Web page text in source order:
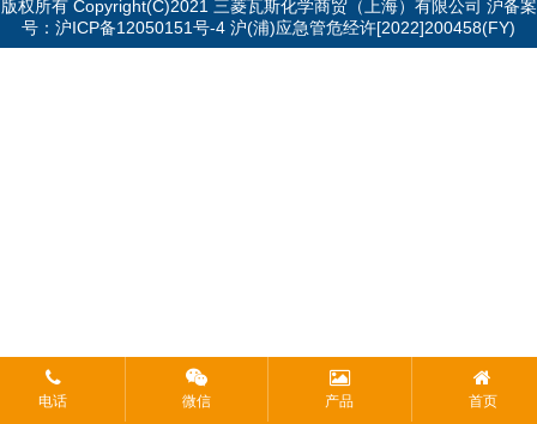
版权所有 Copyright(C)2021 三菱瓦斯化学商贸（上海）有限公司 沪备案
号： 沪ICP备12050151号-4 沪(浦)应急管危经许[2022]200458(FY)
电话 微信 产品 首页